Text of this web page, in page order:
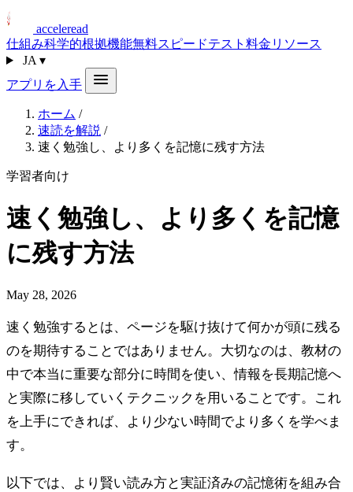
acceleread
仕組み科学的根拠機能無料スピードテスト 料金 リソース
JA ▾
アプリを入手
ホーム /
速読を解説 /
速く勉強し、より多くを記憶に残す方法
学習者向け
速く勉強し、より多くを記憶
に残す方法
May 28, 2026
速く勉強するとは、ページを駆け抜けて何かが頭に残る
のを期待することではありません。大切なのは、教材の
中で本当に重要な部分に時間を使い、情報を長期記憶へ
と実際に移していくテクニックを用いることです。これ
を上手にできれば、より少ない時間でより多くを学べま
す。
以下では、より賢い読み方と実証済みの記憶術を組み合